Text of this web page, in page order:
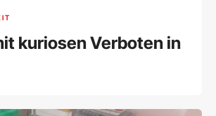
kuriosen Verboten in